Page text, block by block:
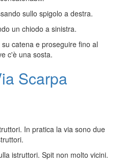
sullo spigolo a destra.
un chiodo a sinistra.
catena e proseguire fino al
c'è una sosta.
Scarpa
In pratica la via sono due
istruttori. Spit non molto vicini.